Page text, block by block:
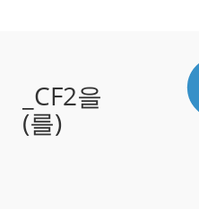
_CF2을
(를)